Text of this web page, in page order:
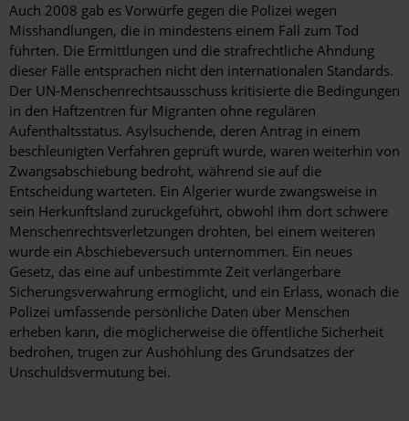
Auch 2008 gab es Vorwürfe gegen die Polizei wegen
Misshandlungen, die in mindestens einem Fall zum Tod
führten. Die Ermittlungen und die strafrechtliche Ahndung
dieser Fälle entsprachen nicht den internationalen Standards.
Der UN-Menschenrechtsausschuss kritisierte die Bedingungen
in den Haftzentren für Migranten ohne regulären
Aufenthaltsstatus. Asylsuchende, deren Antrag in einem
beschleunigten Verfahren geprüft wurde, waren weiterhin von
Zwangsabschiebung bedroht, während sie auf die
Entscheidung warteten. Ein Algerier wurde zwangsweise in
sein Herkunftsland zurückgeführt, obwohl ihm dort schwere
Menschenrechtsverletzungen drohten, bei einem weiteren
wurde ein Abschiebeversuch unternommen. Ein neues
Gesetz, das eine auf unbestimmte Zeit verlängerbare
Sicherungsverwahrung ermöglicht, und ein Erlass, wonach die
Polizei umfassende persönliche Daten über Menschen
erheben kann, die möglicherweise die öffentliche Sicherheit
bedrohen, trugen zur Aushöhlung des Grundsatzes der
Unschuldsvermutung bei.